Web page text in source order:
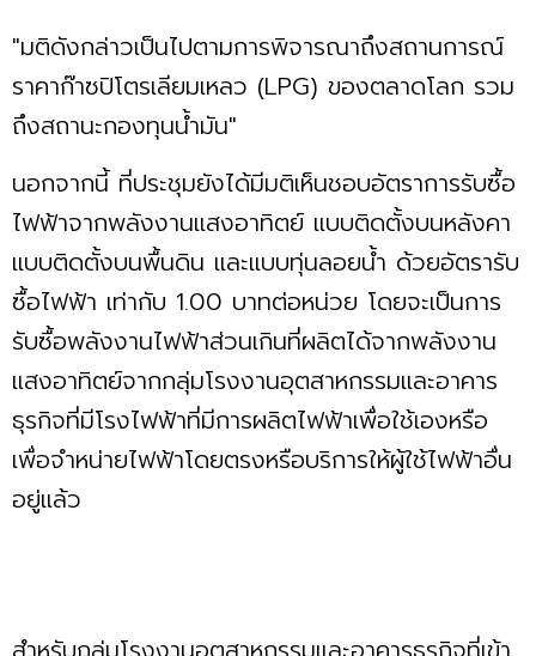
"มติดังกล่าวเป็นไปตามการพิจารณาถึงสถานการณ์
ราคาก๊าซปิโตรเลียมเหลว (LPG) ของตลาดโลก รวม
ถึงสถานะกองทุนน้ำมัน"
นอกจากนี้ ที่ประชุมยังได้มีมติเห็นชอบอัตราการรับซื้อ
ไฟฟ้าจากพลังงานแสงอาทิตย์ แบบติดตั้งบนหลังคา
แบบติดตั้งบนพื้นดิน และแบบทุ่นลอยน้ำ ด้วยอัตรารับ
ซื้อไฟฟ้า เท่ากับ 1.00 บาทต่อหน่วย โดยจะเป็นการ
รับซื้อพลังงานไฟฟ้าส่วนเกินที่ผลิตได้จากพลังงาน
แสงอาทิตย์จากกลุ่มโรงงานอุตสาหกรรมและอาคาร
ธุรกิจที่มีโรงไฟฟ้าที่มีการผลิตไฟฟ้าเพื่อใช้เองหรือ
เพื่อจำหน่ายไฟฟ้าโดยตรงหรือบริการให้ผู้ใช้ไฟฟ้าอื่น
อยู่แล้ว